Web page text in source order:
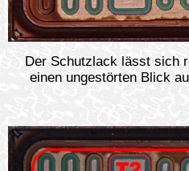
Der Schutzlack lässt sich
einen ungestörten Blick